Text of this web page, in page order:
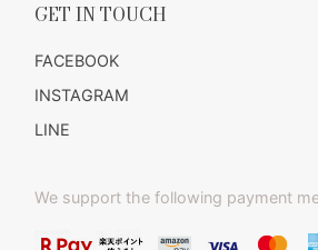
GET IN TOUCH
FACEBOOK
INSTAGRAM
LINE
We support the following payment